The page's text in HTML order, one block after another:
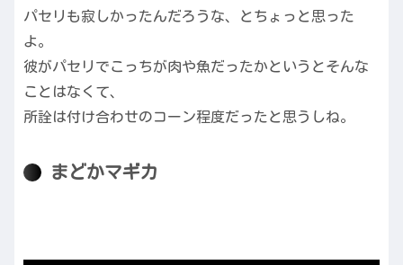
パセリも寂しかったんだろうな、とちょっと思った
よ。
彼がパセリでこっちが肉や魚だったかというとそんな
ことはなくて、
所詮は付け合わせのコーン程度だったと思うしね。
まどかマギカ